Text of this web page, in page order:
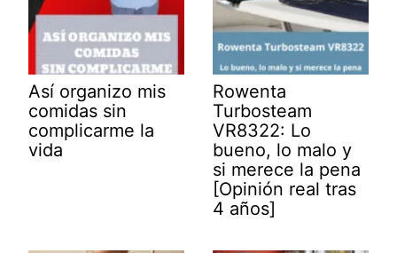
Así organizo mis
comidas sin
complicarme la
vida
Rowenta
Turbosteam
VR8322: Lo
bueno, lo malo y
si merece la pena
[Opinión real tras
4 años]